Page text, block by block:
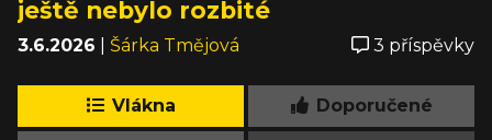
ještě nebylo rozbité
3.6.2026 Šárka Tmějová 3 příspěvky
Vlákna Doporučené